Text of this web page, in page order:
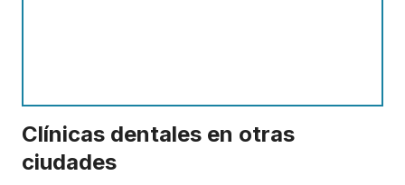
Clínicas dentales en otras
ciudades